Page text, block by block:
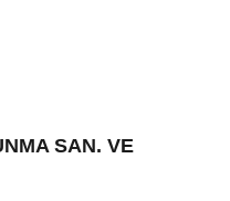
SAN. VE